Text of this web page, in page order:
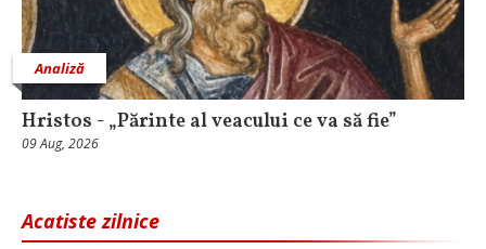
Analiză
Hristos - „Părinte al veacului ce va să fie”
09 Aug, 2026
Acatiste zilnice